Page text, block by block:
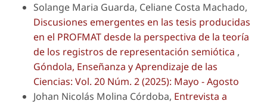
Solange Maria Guarda, Celiane Costa Machado,
Discusiones emergentes en las tesis producidas
en el PROFMAT desde la perspectiva de la teoría
de los registros de representación semiótica ,
Góndola, Enseñanza y Aprendizaje de las
Ciencias: Vol. 20 Núm. 2 (2025): Mayo - Agosto
Johan Nicolás Molina Córdoba, Entrevista a